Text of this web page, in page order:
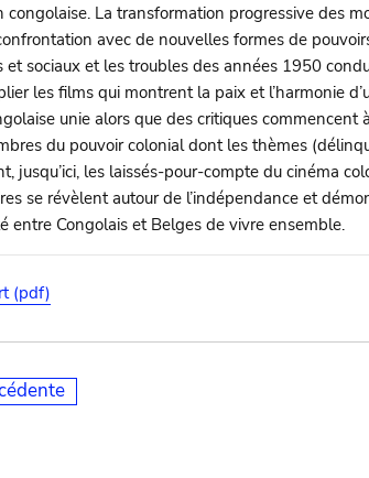
congolaise. La transformation progressive des
avec de nouvelles formes de
et sociaux et les troubles des années 1950
les films qui montrent la paix et l’harmonie
unie alors que des critiques commencent à
du pouvoir colonial dont les thèmes
jusqu’ici, les laissés-pour-compte du cinéma
se révèlent autour de l’indépendance et
entre Congolais et Belges de vivre ensemble.
(pdf)